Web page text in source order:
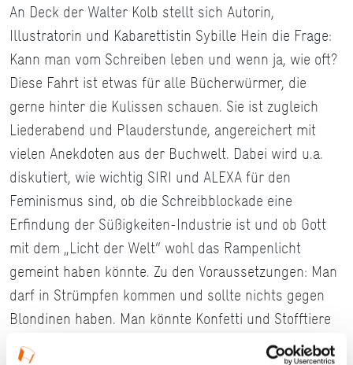
An Deck der Walter Kolb stellt sich Autorin,
Illustratorin und Kabarettistin Sybille Hein die Frage:
Kann man vom Schreiben leben und wenn ja, wie oft?
Diese Fahrt ist etwas für alle Bücherwürmer, die
gerne hinter die Kulissen schauen. Sie ist zugleich
Liederabend und Plauderstunde, angereichert mit
vielen Anekdoten aus der Buchwelt. Dabei wird u.a.
diskutiert, wie wichtig SIRI und ALEXA für den
Feminismus sind, ob die Schreibblockade eine
Erfindung der Süßigkeiten-Industrie ist und ob Gott
mit dem „Licht der Welt“ wohl das Rampenlicht
gemeint haben könnte. Zu den Voraussetzungen: Man
darf in Strümpfen kommen und sollte nichts gegen
Blondinen haben. Man könnte Konfetti und Stofftiere
mitbringen, sollte beim Werfen aber nicht aufs